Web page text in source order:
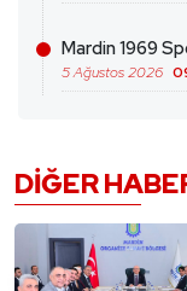
Mardin 1969
5 Ağustos 2026
DIĞER